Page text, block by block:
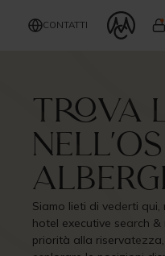
CONTATTI
Trova
Siamo lieti di vederti
hotel executive search
priorità alla